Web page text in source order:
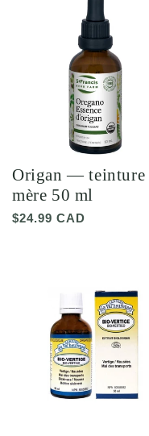
Origan — teinture
mère 50 ml
Prix
$24.99 CAD